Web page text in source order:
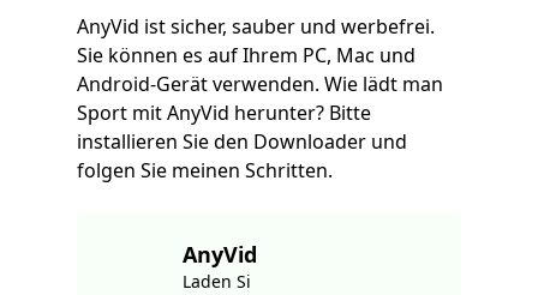
AnyVid ist sicher, sauber und werbefrei.
Sie können es auf Ihrem PC, Mac und
Android-Gerät verwenden. Wie lädt man
Sport mit AnyVid herunter? Bitte
installieren Sie den Downloader und
folgen Sie meinen Schritten.
AnyVid
Laden Si